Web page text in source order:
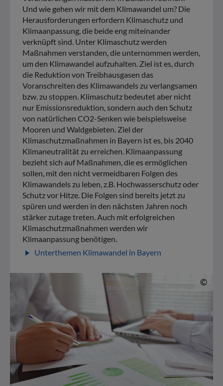
Und wie gehen wir mit dem Klimawandel um? Die
Herausforderungen erfordern Klimaschutz und
Klimaanpassung, die beide eng miteinander
verknüpft sind. Unter Klimaschutz werden
Maßnahmen verstanden, die unternommen werden,
um den Klimawandel aufzuhalten. Ziel ist es, durch
die Reduktion von Treibhausgasen das
Voranschreiten des Klimawandels zu verlangsamen
bzw. zu stoppen. Klimaschutz bedeutet aber nicht
nur Emissionsreduktion, sondern auch den Schutz
von natürlichen CO2-Senken wie beispielsweise
Mooren und Waldgebieten. Ziel der
Klimaschutzmaßnahmen in Bayern ist es, bis 2040
Klimaneutralität zu erreichen. Klimaanpassung
bezieht sich auf Maßnahmen, die es ermöglichen
sollen, mit den nicht vermeidbaren Folgen des
Klimawandels zu leben, z.B. Hochwasserschutz oder
Schutz vor Hitze. Die Folgen sind bereits jetzt zu
spüren und werden in den nächsten Jahren noch
stärker zutage treten. Auch mit erfolgreichen
Klimaschutzmaßnahmen werden wir
Klimaanpassung benötigen.
play_arrow Unterthemen Klimawandel in Bayern
©